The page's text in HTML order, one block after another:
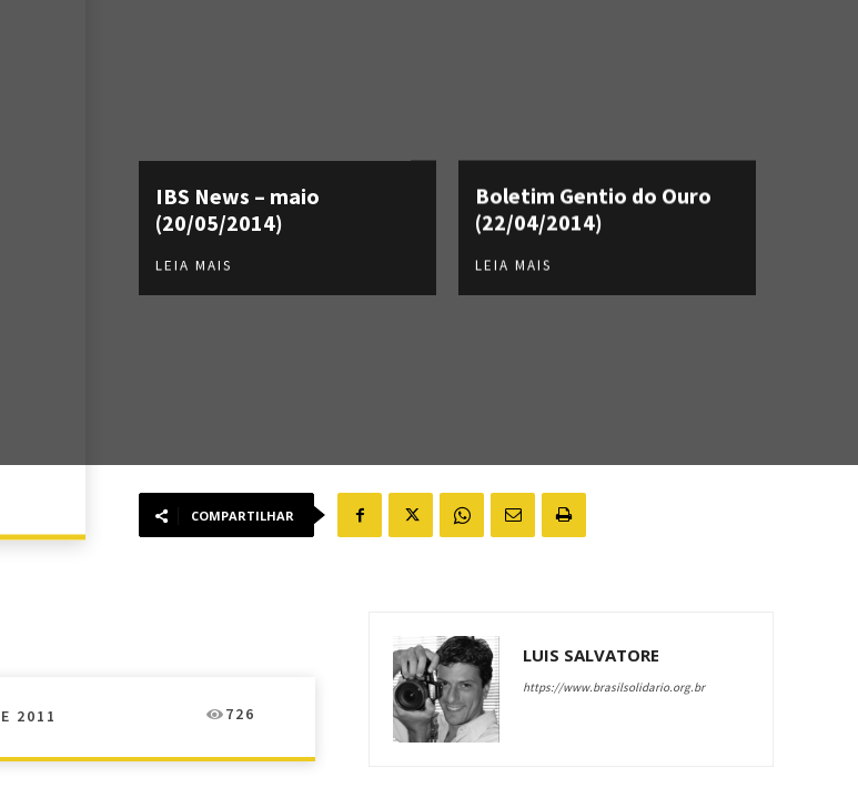
IBS News – maio
(20/05/2014)
LEIA MAIS
Boletim Gentio do Ouro
(22/04/2014)
LEIA MAIS
COMPARTILHAR
2011 726
LUIS SALVATORE
https://www.brasilsolidario.org.br